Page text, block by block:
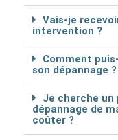
Vais-je
intervention ?
Comment
son dépannage ?
Je cherche
dépannage de
coûter ?